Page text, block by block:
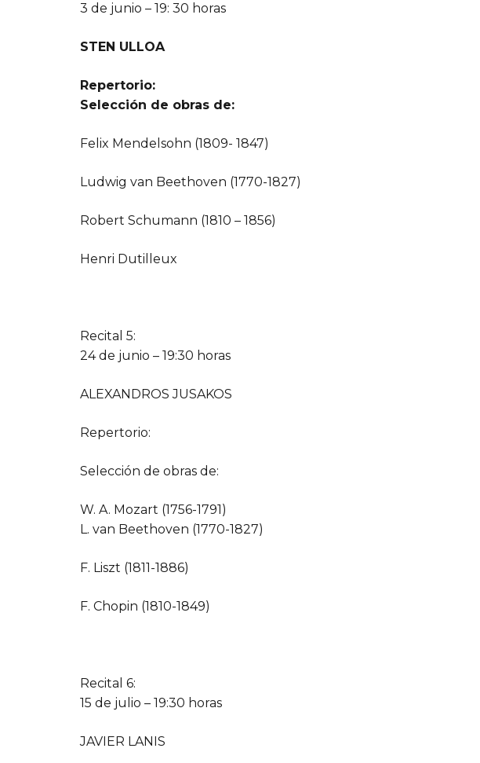
3 de junio – 19: 30 horas
STEN ULLOA
Repertorio:
Selección de obras de:
Felix Mendelsohn (1809- 1847)
Ludwig van Beethoven (1770-1827)
Robert Schumann (1810 – 1856)
Henri Dutilleux
Recital 5:
24 de junio – 19:30 horas
ALEXANDROS JUSAKOS
Repertorio:
Selección de obras de:
W. A. Mozart (1756-1791)
L. van Beethoven (1770-1827)
F. Liszt (1811-1886)
F. Chopin (1810-1849)
Recital 6:
15 de julio – 19:30 horas
JAVIER LANIS